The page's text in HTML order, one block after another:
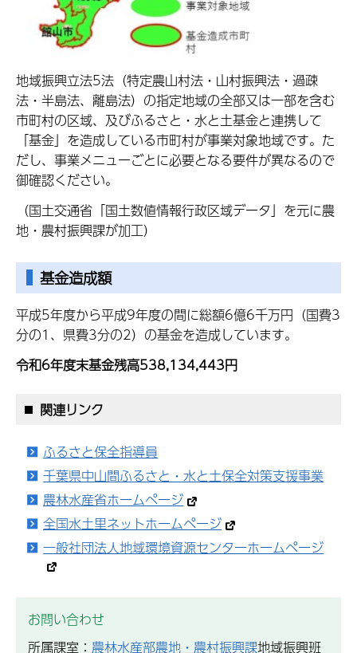
地域振興立法5法（特定農山村法・山村振興法・過疎
法・半島法、離島法）の指定地域の全部又は一部を含む
市町村の区域、及びふるさと・水と土基金と連携して
「基金」を造成している市町村が事業対象地域です。た
だし、事業メニューごとに必要となる要件が異なるので
御確認ください。
（国土交通省「国土数値情報行政区域データ」を元に農
地・農村振興課が加工）
基金造成額
平成5年度から平成9年度の間に総額6億6千万円（国費3
分の1、県費3分の2）の基金を造成しています。
令和6年度末基金残高538,134,443円
関連リンク
ふるさと保全指導員
千葉県中山間ふるさと・水と土保全対策支援事業
農林水産省ホームページ
全国水土里ネットホームページ
一般社団法人地域環境資源センターホームページ
お問い合わせ
所属課室： 農林水産部農地・農村振興課地域振興班